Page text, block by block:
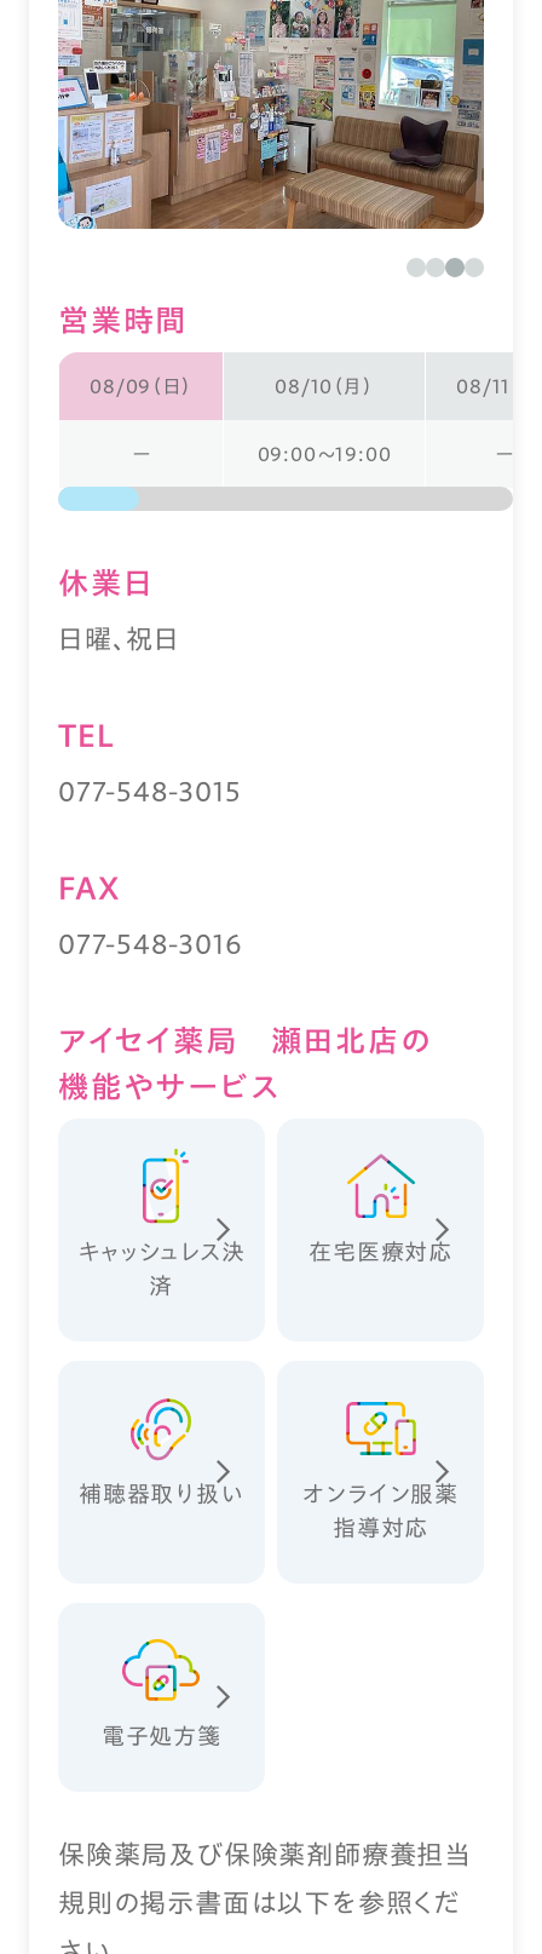
営業時間
08/09（日） 08/10（月） 08/11（火
ー 09:00～19:00 ー
休業⽇
日曜、祝日
TEL
077-548-3015
FAX
077-548-3016
アイセイ薬局 瀬田北店の
機能やサービス
キャッシュレス決
済
在宅医療対応
補聴器取り扱い
オンライン服薬
指導対応
電子処方箋
保険薬局及び保険薬剤師療養担当
規則の掲示書面は以下を参照くだ